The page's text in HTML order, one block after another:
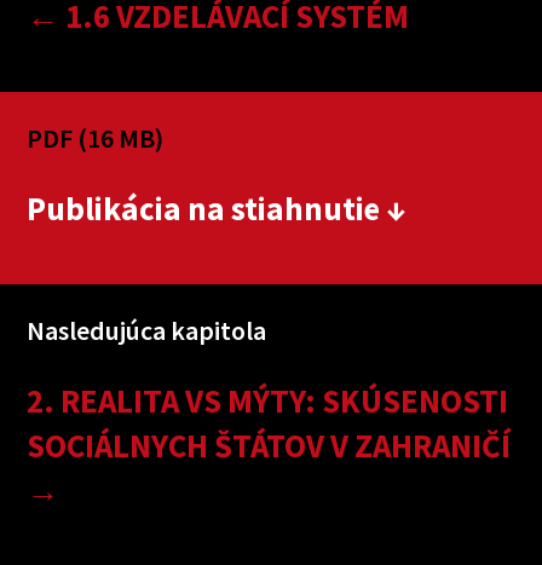
← 1.6 VZDELÁVACÍ SYSTÉM
PDF (16 MB)
Publikácia na stiahnutie ↓
Nasledujúca kapitola
2. REALITA VS MÝTY: SKÚSENOSTI
SOCIÁLNYCH ŠTÁTOV V ZAHRANIČÍ
→